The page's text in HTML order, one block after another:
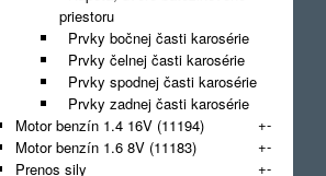
priestoru
Prvky bočnej časti karosérie
Prvky čelnej časti karosérie
Prvky spodnej časti karosérie
Prvky zadnej časti karosérie
Motor benzín 1.4 16V (11194)
+-
Motor benzín 1.6 8V (11183)
+-
Prenos sily
+-